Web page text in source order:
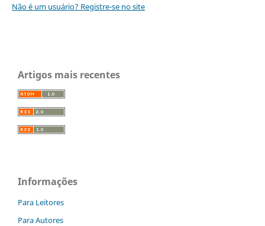
Não é um usuário? Registre-se no site
Artigos mais recentes
Informações
Para Leitores
Para Autores